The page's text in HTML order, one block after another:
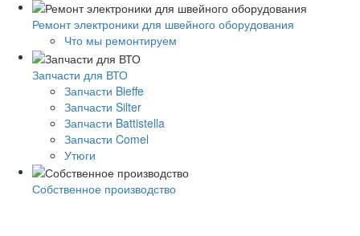
Ремонт электроники для швейного оборудования
Что мы ремонтируем
Запчасти для ВТО
Запчасти Bieffe
Запчасти Silter
Запчасти Battistella
Запчасти Comel
Утюги
Собственное производство